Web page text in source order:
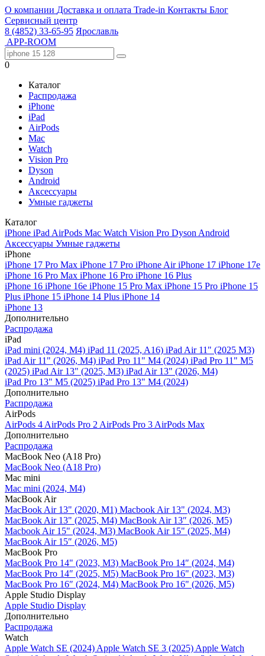
О компании Доставка и оплата Trade-in Контакты Блог
Сервисный центр
8 (4852) 33-65-95 Ярославль
APP-ROOM
0
Каталог
Распродажа
iPhone
iPad
AirPods
Mac
Watch
Vision Pro
Dyson
Android
Аксессуары
Умные гаджеты
Каталог
iPhone iPad AirPods Mac Watch Vision Pro Dyson Android
Аксессуары Умные гаджеты
iPhone
iPhone 17 Pro Max iPhone 17 Pro iPhone AiriPhone 17 iPhone 17e
iPhone 16 Pro Max iPhone 16 Pro iPhone 16 Plus
iPhone 16 iPhone 16e iPhone 15 Pro Max iPhone 15 Pro iPhone 15
Plus iPhone 15 iPhone 14 Plus iPhone 14
iPhone 13
Дополнительно
Распродажа
iPad
iPad mini (2024, M4) iPad 11 (2025, A16) iPad Air 11" (2025 M3)
iPad Air 11" (2026, M4) iPad Pro 11" M4 (2024) iPad Pro 11" M5
(2025) iPad Air 13" (2025, M3) iPad Air 13" (2026, M4)
iPad Pro 13" M5 (2025) iPad Pro 13" M4 (2024)
Дополнительно
Распродажа
AirPods
AirPods 4 AirPods Pro 2 AirPods Pro 3 AirPods Max
Дополнительно
Распродажа
MacBook Neo (A18 Pro)
MacBook Neo (A18 Pro)
Mac mini
Mac mini (2024, M4)
MacBook Air
MacBook Air 13" (2020, M1) Macbook Air 13" (2024, M3)
MacBook Air 13" (2025, M4) MacBook Air 13″ (2026, M5)
Macbook Air 15" (2024, M3) MacBook Air 15" (2025, M4)
MacBook Air 15″ (2026, M5)
MacBook Pro
MacBook Pro 14" (2023, M3) MacBook Pro 14″ (2024, M4)
MacBook Pro 14″ (2025, M5) MacBook Pro 16" (2023, M3)
MacBook Pro 16″ (2024, M4) MacBook Pro 16" (2026, M5)
Apple Studio Display
Apple Studio Display
Дополнительно
Распродажа
Watch
Apple Watch SE (2024) Apple Watch SE 3 (2025) Apple Watch